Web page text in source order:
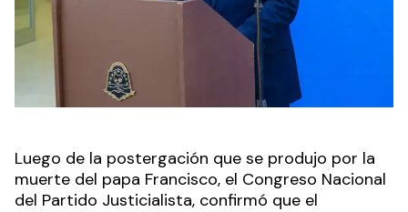
Luego de la postergación que se produjo por la
muerte del papa Francisco, el Congreso Nacional
del Partido Justicialista, confirmó que el